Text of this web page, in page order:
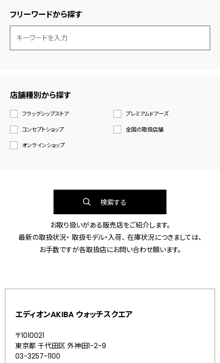
フリーワードから探す
店舗種別から探す
フラッグシップストア
プレミアムドアーズ
コンセプトショップ
全国の取扱店舗
オンラインショップ
検索する
お取り扱いがある販売店をご紹介します。
最新の取扱状況・ 取扱モデル・入荷、 在庫状況につきましては、
お手数ですが各取扱店にお問い合わせ願います。
エディオンAKIBA ウォッチスクエア
〒1010021
東京都 千代田区 外神田1-2-9
03-3257-1100